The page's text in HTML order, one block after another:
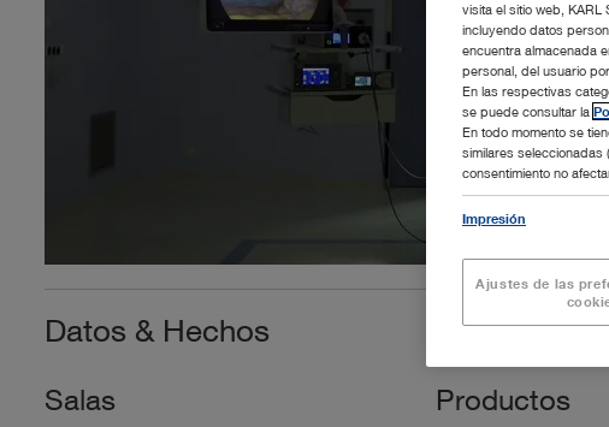
Datos & Hechos
Salas Productos
visita el sitio web, KARL
incluyendo datos
encuentra almacenada
personal, del usuario
En las respectivas
se puede consultar la
En todo momento se
similares seleccionadas
consentimiento no
Impresión
Ajustes de las